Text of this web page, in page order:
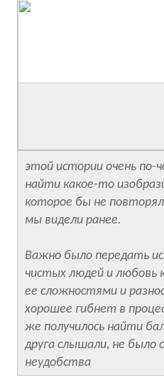
этой истории очень по-
найти какое-то
которое бы не
мы видели ранее.
Важно было передать
чистых людей и любовь
ее сложностями и
хорошее гибнет в
же получилось найти
друга слышали, не было
неудобства